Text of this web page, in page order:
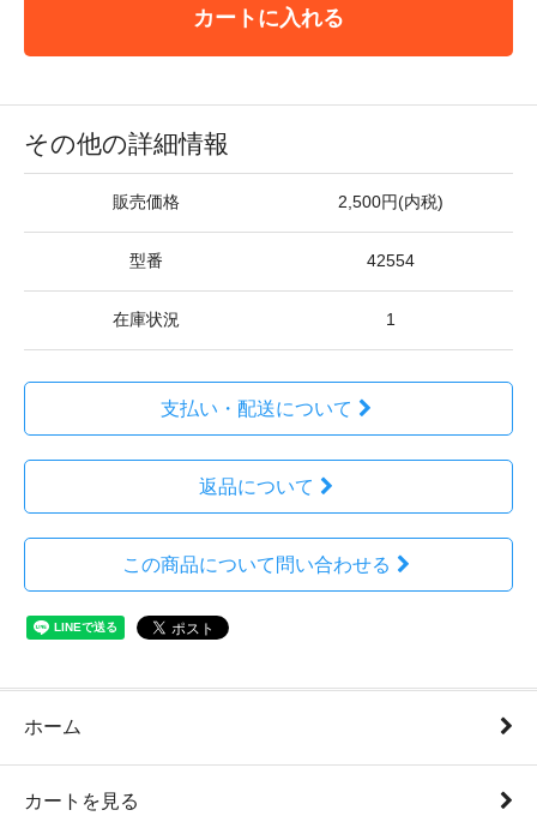
カートに入れる
その他の詳細情報
販売価格 2,500円(内税)
型番 42554
在庫状況 1
支払い・配送について
返品について
この商品について問い合わせる
ホーム
カートを見る